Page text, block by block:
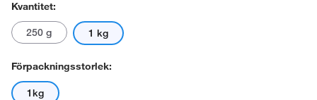
Kvantitet:
250 g 1 kg
Förpackningsstorlek:
1kg